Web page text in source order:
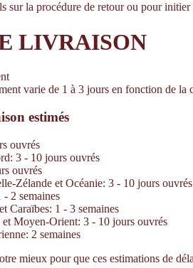
sur la procédure de retour ou pour
LIVRAISON
varie de 1 à 3 jours en fonction de la
estimés
ouvrés
3 - 10 jours ouvrés
ouvrés
Zélande et Océanie: 3 - 10 jours ouvrés
2 semaines
Caraïbes: 1 - 3 semaines
Moyen-Orient: 3 - 10 jours ouvrés
2 semaines
mieux pour que ces estimations de